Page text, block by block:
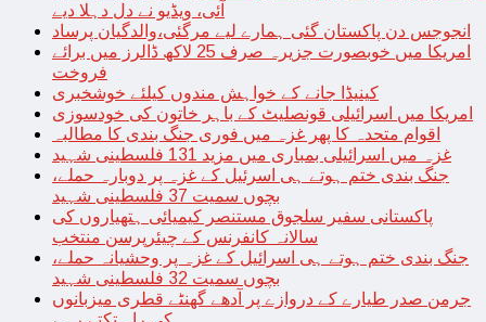
آئی، ویڈیو نے دل دہلا دیے
انجوجس دن پاکستان گئی ہمارے لیے مرگئی،والدگیان پرساد
امریکا میں خوبصورت جزیرہ صرف 25 لاکھ ڈالرز میں برائے
فروخت
کینیڈا جانے کے خواہش مندوں کیلئے خوشخبری
امریکا میں اسرائیلی قونصلیٹ کے باہر خاتون کی خودسوزی
اقوام متحدہ کا پھر غزہ میں فوری جنگ بندی کا مطالبہ
غزہ میں اسرائیلی بمباری میں مزید 131 فلسطینی شہید
جنگ بندی ختم ہوتے ہی اسرئیل کے غزہ پر دوبارہ حملے،
بچوں سمیت 37 فلسطینی شہید
پاکستانی سفیر سلجوق مستنصر کیمیائی ہتھیاروں کی
سالانہ کانفرنس کے چیئرپرسن منتخب
جنگ بندی ختم ہوتے ہی اسرائیل کے غزہ پر وحشیانہ حملے،
بچوں سمیت 32 فلسطینی شہید
جرمن صدر طیارے کے دروازے پر آدھے گھنٹے قطری میزبانوں